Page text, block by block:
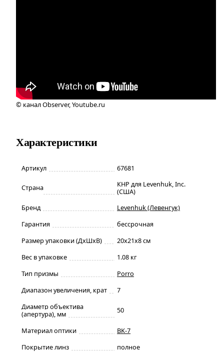
© канал Observer, Youtube.ru
Характеристики
Артикул 67681
Страна
КНР для Levenhuk, Inc.
(США)
Бренд
Levenhuk (Левенгук)
Гарантия
бессрочная
Размер упаковки (ДxШxВ)
20x21x8 см
Вес в упаковке
1.08 кг
Тип призмы
Porro
Диапазон увеличения, крат
7
Диаметр объектива
(апертура), мм
50
Материал оптики
BK-7
Покрытие линз
полное